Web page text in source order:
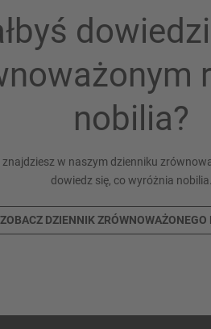
nobilia?
w naszym dzienniku
dowiedz się, co wyróżnia nobilia.
ZOBACZ DZIENNIK ZRÓWNOWAŻONEGO